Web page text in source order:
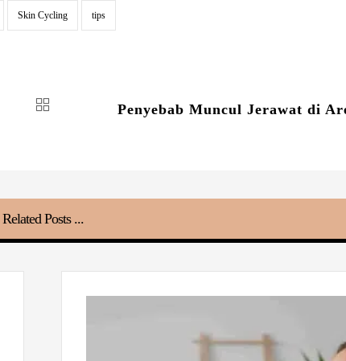
Skin Cycling tips
Penyebab Muncul Jerawat di
Related Posts ...